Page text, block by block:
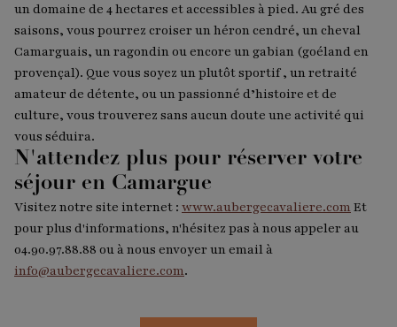
un domaine de 4 hectares et accessibles à pied. Au gré des
saisons, vous pourrez croiser un héron cendré, un cheval
Camarguais, un ragondin ou encore un gabian (goéland en
provençal). Que vous soyez un plutôt sportif , un retraité
amateur de détente, ou un passionné d’histoire et de
culture, vous trouverez sans aucun doute une activité qui
vous séduira.
N'attendez plus pour réserver votre
séjour en Camargue
Visitez notre site internet : www.aubergecavaliere.comEt
pour plus d'informations, n'hésitez pas à nous appeler au
04.90.97.88.88 ou à nous envoyer un email à
info@aubergecavaliere.com.